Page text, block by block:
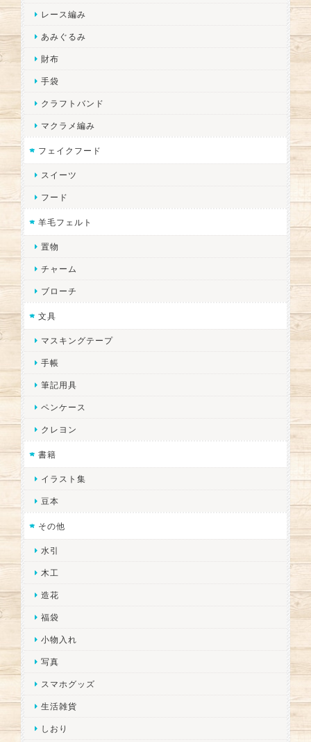
レース編み
あみぐるみ
財布
手袋
クラフトバンド
マクラメ編み
フェイクフード
スイーツ
フード
羊毛フェルト
置物
チャーム
ブローチ
文具
マスキングテープ
手帳
筆記用具
ペンケース
クレヨン
書籍
イラスト集
豆本
その他
水引
木工
造花
福袋
小物入れ
写真
スマホグッズ
生活雑貨
しおり